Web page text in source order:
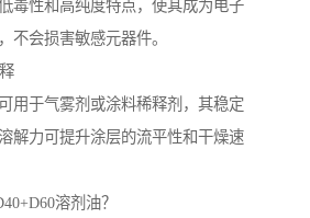
毒性和高纯度特点，使其成为电子
不会损害敏感元器件。
用于气雾剂或涂料稀释剂，其稳定
解力可提升涂层的流平性和干燥速
溶剂油？